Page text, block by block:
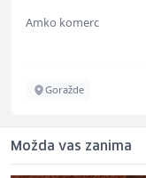
Hotel Nomad
Sarajevo
Možda vas zanima